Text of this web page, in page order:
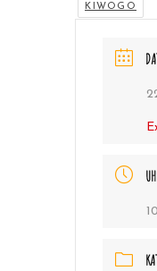
KIWOGO